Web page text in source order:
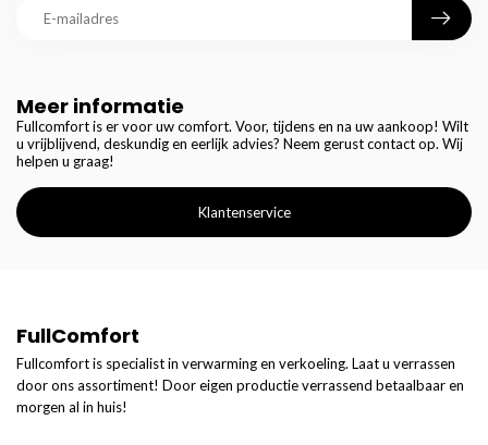
Meer informatie
Fullcomfort is er voor uw comfort. Voor, tijdens en na uw aankoop! Wilt
u vrijblijvend, deskundig en eerlijk advies? Neem gerust contact op. Wij
helpen u graag!
Klantenservice
FullComfort
Fullcomfort is specialist in verwarming en verkoeling. Laat u verrassen
door ons assortiment! Door eigen productie verrassend betaalbaar en
morgen al in huis!